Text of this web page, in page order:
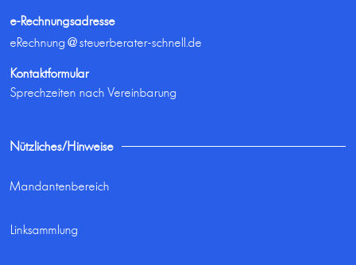
e-Rechnungsadresse
eRechnung@steuerberater-schnell.de
Kontaktformular
Sprechzeiten nach Vereinbarung
Nützliches/Hinweise
Mandantenbereich
Linksammlung